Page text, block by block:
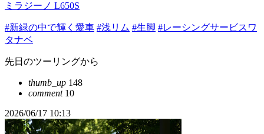
ミラジーノ L650S
#新緑の中で輝く愛車 #浅リム #生脚 #レーシングサービスワ
タナベ
先日のツーリングから
thumb_up 148
comment10
2026/06/17 10:13